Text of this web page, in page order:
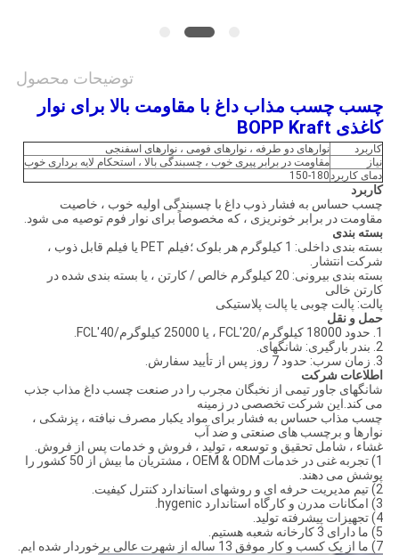
خصوصی
توضیحات محصول
چسب چسب مذاب داغ با مقاومت بالا برای نوار
کاغذی BOPP Kraft
کاربرد
نوارهای دو طرفه ، نوارهای فومی ، نوارهای اسفنجی
نیاز
مقاومت در برابر پیری خوب ، چسبندگی بالا ، استحکام لایه برداری خوب
دمای کاربرد150-180
کاربرد
چسب حساس به فشار ذوب داغ با چسبندگی اولیه خوب ، خاصیت
مقاومت در برابر خونریزی ، که مخصوصاً برای نوار فوم توصیه می شود.
بسته بندی
بسته بندی داخلی: 1 کیلوگرم هر بلوک ؛فیلم PET یا فیلم قابل ذوب ،
شرکت انتشار.
بسته بندی بیرونی: 20 کیلوگرم خالص / کارتن ، یا بسته بندی شده در
کارتن خالی
پالت: پالت چوبی یا پالت پلاستیکی
حمل و نقل
1. حدود 18000 کیلوگرم/20'FCL ، یا 25000 کیلوگرم/40'FCL.
2. بندر بارگیری: شانگهای.
3. زمان سرب: حدود 7 روز پس از تأیید سفارش.
اطلاعات شرکت
شانگهای جاور تیمی از نخبگان مجرب را در صنعت چسب داغ مذاب جذب
می کند.این شرکت تخصصی در زمینه
چسب مذاب حساس به فشار برای مواد یکبار مصرف نبافته ، پزشکی ،
نوارها و برچسب های صنعتی و ضد آب
غشاء ، شامل تحقیق و توسعه ، تولید ، فروش و خدمات پس از فروش.
1) تجربه غنی در خدمات OEM & ODM ، مشتریان ما بیش از 50 کشور را
پوشش می دهند.
2) تیم مدیریت حرفه ای و روشهای استاندارد کنترل کیفیت.
3) امکانات مدرن و کارگاه استاندارد hygenic.
4) تجهیزات پیشرفته تولید.
5) ما دارای 3 کارخانه شعبه هستیم.
7) ما از یک کسب و کار موفق 13 ساله از شهرت عالی برخوردار شده ایم.